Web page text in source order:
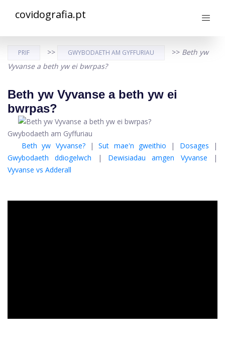
covidografia.pt
PRIF >> GWYBODAETH AM GYFFURIAU >> Beth yw
Vyvanse a beth yw ei bwrpas?
Beth yw Vyvanse a beth yw ei
bwrpas?
Gwybodaeth am Gyffuriau
Beth yw Vyvanse?|Sut mae'n gweithio | Dosages |
Gwybodaeth ddiogelwch | Dewisiadau amgen Vyvanse |
Vyvanse vs Adderall